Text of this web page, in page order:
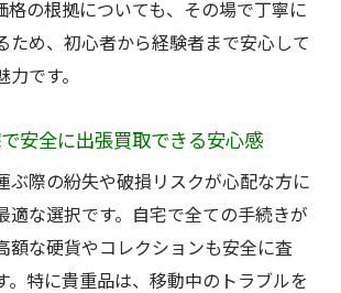
格の根拠についても、その場で丁寧に
ため、初心者から経験者まで安心して
です。
安全に出張買取できる安心感
ぶ際の紛失や破損リスクが心配な方に
適な選択です。自宅で全ての手続きが
額な硬貨やコレクションも安全に査
。特に貴重品は、移動中のトラブルを